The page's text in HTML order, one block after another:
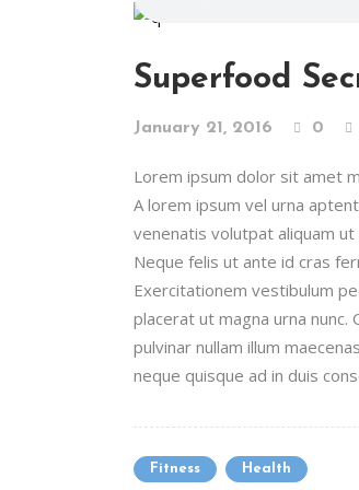
Superfood
January 21, 2016 0
Lorem ipsum dolor sit amet
A lorem ipsum vel urna
venenatis volutpat aliquam
Neque felis ut ante id cras
Exercitationem vestibulum
placerat ut magna urna nunc.
pulvinar nullam illum
neque quisque ad in duis
Fitness Health